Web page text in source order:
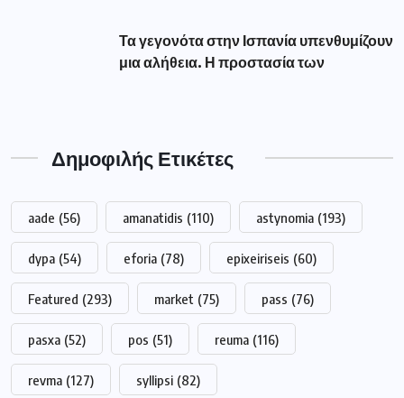
Τα γεγονότα στην Ισπανία υπενθυμίζουν
μια αλήθεια. Η προστασία των
Δημοφιλής Ετικέτες
aade (56) amanatidis (110) astynomia (193)
dypa (54) eforia (78) epixeiriseis (60)
Featured (293) market (75) pass (76)
pasxa (52) pos (51) reuma (116)
revma (127) syllipsi (82)